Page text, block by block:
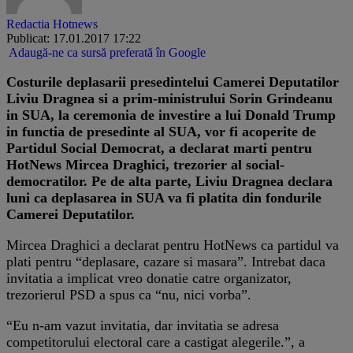
Redactia Hotnews
Publicat: 17.01.2017 17:22
Adaugă-ne ca sursă preferată în Google
Costurile deplasarii presedintelui Camerei Deputatilor
Liviu Dragnea si a prim-ministrului Sorin Grindeanu
in SUA, la ceremonia de investire a lui Donald Trump
in functia de presedinte al SUA, vor fi acoperite de
Partidul Social Democrat, a declarat marti pentru
HotNews Mircea Draghici, trezorier al social-
democratilor. Pe de alta parte, Liviu Dragnea declara
luni ca deplasarea in SUA va fi platita din fondurile
Camerei Deputatilor.
Mircea Draghici a declarat pentru HotNews ca partidul va
plati pentru “deplasare, cazare si masara”. Intrebat daca
invitatia a implicat vreo donatie catre organizator,
trezorierul PSD a spus ca “nu, nici vorba”.
“Eu n-am vazut invitatia, dar invitatia se adresa
competitorului electoral care a castigat alegerile.”, a